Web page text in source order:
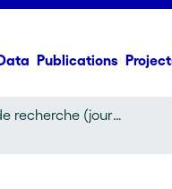
Publications
Article de recherche (journal article)